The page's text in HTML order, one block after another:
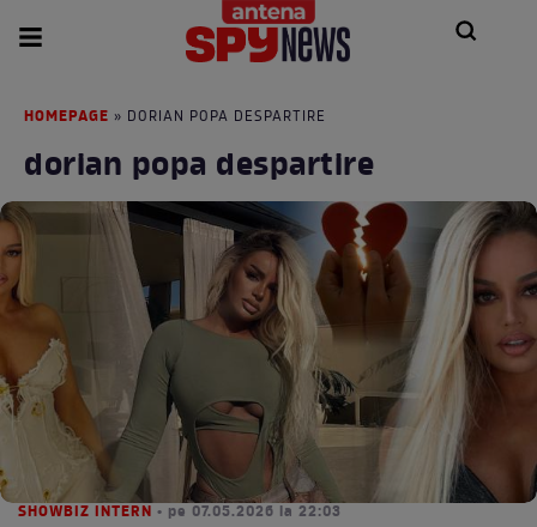
HOMEPAGE » DORIAN POPA DESPARTIRE
dorian popa despartire
SHOWBIZ INTERN • pe 07.05.2026 la 22:03